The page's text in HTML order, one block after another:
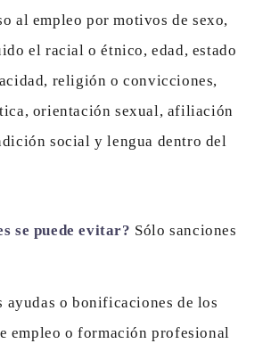
al empleo por motivos de sexo,
el racial o étnico, edad, estado
religión o convicciones,
orientación sexual, afiliación
social y lengua dentro del
se puede evitar? Sólo sanciones
ayudas o bonificaciones de los
empleo o formación profesional